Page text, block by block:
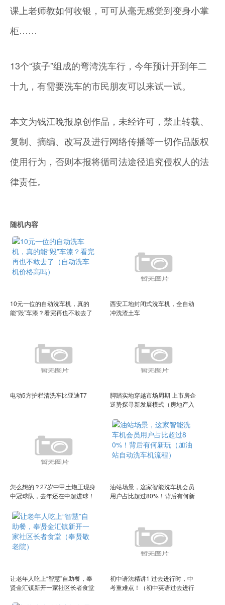
课上老师教如何收银，可可从毫无感觉到变身小掌
柜……
13个“孩子”组成的弯湾洗车行，今年预计开到年二
十九，有需要洗车的市民朋友可以来试一试。
本文为钱江晚报原创作品，未经许可，禁止转载、
复制、摘编、改写及进行网络传播等一切作品版权
使用行为，否则本报将循司法途径追究侵权人的法
律责任。
随机内容
10元一位的自动洗车机，真的
能“毁”车漆？看完再也不敢去了
西安工地封闭式洗车机，全自动
冲洗渣土车
电动5方护栏清洗车比亚迪T7
脚踏实地穿越市场周期 上市房企
逆势探寻新发展模式（房地产入
怎么想的？27岁中甲土炮王现身
中冠球队，去年还在中超进球！
油站场景，这家智能洗车机会员
用户占比超过80%！背后有何新
让老年人吃上“智慧”自助餐，奉
贤金汇镇新开一家社区长者食堂
初中语法精讲1 过去进行时，中
考重难点！（初中英语过去进行